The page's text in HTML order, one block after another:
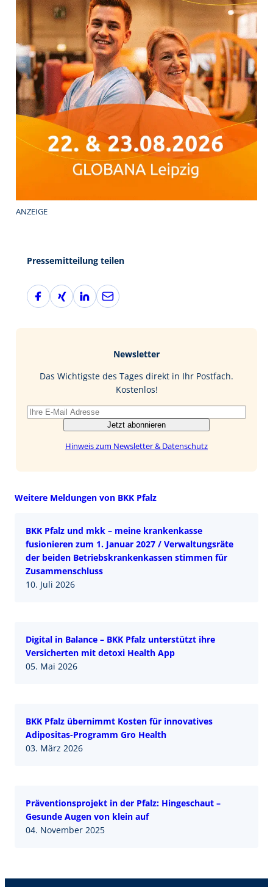
ANZEIGE
Pressemitteilung teilen
F
a
X
i
L
i
I
E
-
Newsletter
Das Wichtigste des Tages direkt in Ihr Postfach.
Kostenlos!
Jetzt abonnieren
Hinweis zum Newsletter & Datenschutz
Weitere Meldungen von BKK Pfalz
BKK Pfalz und mkk – meine krankenkasse
fusionieren zum 1. Januar 2027 / Verwaltungsräte
der beiden Betriebskrankenkassen stimmen für
Zusammenschluss
10. Juli 2026
Digital in Balance – BKK Pfalz unterstützt ihre
Versicherten mit detoxi Health App
05. Mai 2026
BKK Pfalz übernimmt Kosten für innovatives
Adipositas-Programm Gro Health
03. März 2026
Präventionsprojekt in der Pfalz: Hingeschaut –
Gesunde Augen von klein auf
04. November 2025